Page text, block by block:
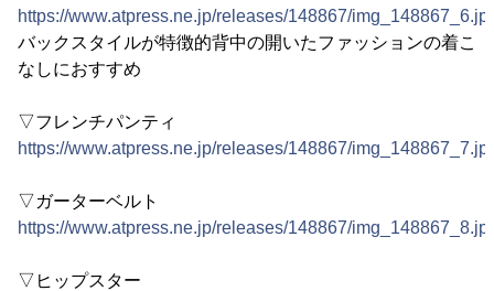
https://www.atpress.ne.jp/releases/148867/
バックスタイルが特徴的背中の開いたファッションの着こ
なしにおすすめ
▽フレンチパンティ
https://www.atpress.ne.jp/releases/148867/
▽ガーターベルト
https://www.atpress.ne.jp/releases/148867/
▽ヒップスター